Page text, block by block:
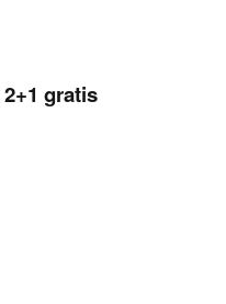
2+1 gratis